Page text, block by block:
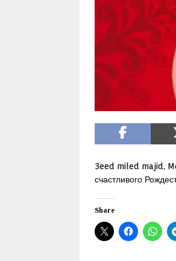
3eed miled majid,
счастливого
Share